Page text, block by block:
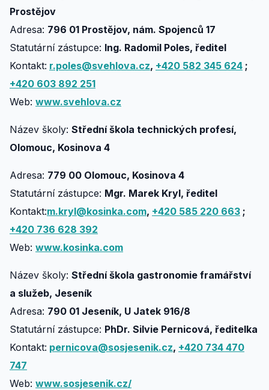
Prostějov
Adresa: 796 01 Prostějov, nám. Spojenců 17
Statutární zástupce: Ing. Radomil Poles, ředitel
Kontakt: r.poles@svehlova.cz, +420 582 345 624 ;
+420 603 892 251
Web: www.svehlova.cz
Název školy: Střední škola technických profesí,
Olomouc, Kosinova 4
Adresa: 779 00 Olomouc, Kosinova 4
Statutární zástupce: Mgr. Marek Kryl, ředitel
Kontakt:m.kryl@kosinka.com, +420 585 220 663 ;
+420 736 628 392
Web: www.kosinka.com
Název školy: Střední škola gastronomie framářství
a služeb, Jeseník
Adresa: 790 01 Jeseník, U Jatek 916/8
Statutární zástupce: PhDr. Silvie Pernicová, ředitelka
Kontakt: pernicova@sosjesenik.cz, +420 734 470
747
Web: www.sosjesenik.cz/